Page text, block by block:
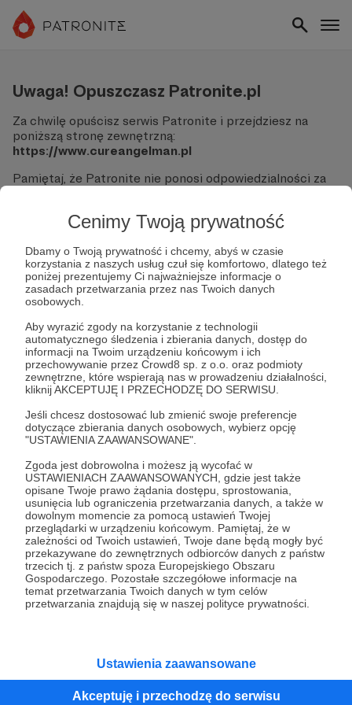
Cenimy Twoją prywatność
Dbamy o Twoją prywatność i chcemy, abyś w czasie
korzystania z naszych usług czuł się komfortowo, dlatego też
poniżej prezentujemy Ci najważniejsze informacje o
zasadach przetwarzania przez nas Twoich danych
osobowych.
Aby wyrazić zgody na korzystanie z technologii
automatycznego śledzenia i zbierania danych, dostęp do
informacji na Twoim urządzeniu końcowym i ich
przechowywanie przez Crowd8 sp. z o.o. oraz podmioty
zewnętrzne, które wspierają nas w prowadzeniu działalności,
kliknij AKCEPTUJĘ I PRZECHODZĘ DO SERWISU.
Jeśli chcesz dostosować lub zmienić swoje preferencje
dotyczące zbierania danych osobowych, wybierz opcję
"USTAWIENIA ZAAWANSOWANE".
Zgoda jest dobrowolna i możesz ją wycofać w
USTAWIENIACH ZAAWANSOWANYCH, gdzie jest także
opisane Twoje prawo żądania dostępu, sprostowania,
usunięcia lub ograniczenia przetwarzania danych, a także w
dowolnym momencie za pomocą ustawień Twojej
przeglądarki w urządzeniu końcowym. Pamiętaj, że w
zależności od Twoich ustawień, Twoje dane będą mogły być
przekazywane do zewnętrznych odbiorców danych z państw
trzecich tj. z państw spoza Europejskiego Obszaru
Gospodarczego. Pozostałe szczegółowe informacje na
temat przetwarzania Twoich danych w tym celów
przetwarzania znajdują się w naszej polityce prywatności.
Ustawienia zaawansowane
Akceptuję i przechodzę do serwisu
Uwaga! Opuszczasz Patronite.pl
Za chwilę opuścisz serwis Patronite i przejdziesz na
poniższą stronę zewnętrzną:
https://www.cureangelman.pl
Pamiętaj, że Patronite nie ponosi odpowiedzialności za
Nie podawaj swoich danych logowania ani informacji
finansowych na podjerzanych stronach.
Sprawdź dokładnie adres URL, zanim klikniesz przycisk
"Tak, przejdź do strony".
Jeśli masz wątpliwości, wróć do Patronite i zweryfikuj
link.
Czy na pewno chcesz kontynuować?
Tak, przejdź do strony
Kategorie
O Patronite
Dodatkowe produkty
Pomoc
RegulaminPolityka prywatnościPatronite Commons
Unia Europejska